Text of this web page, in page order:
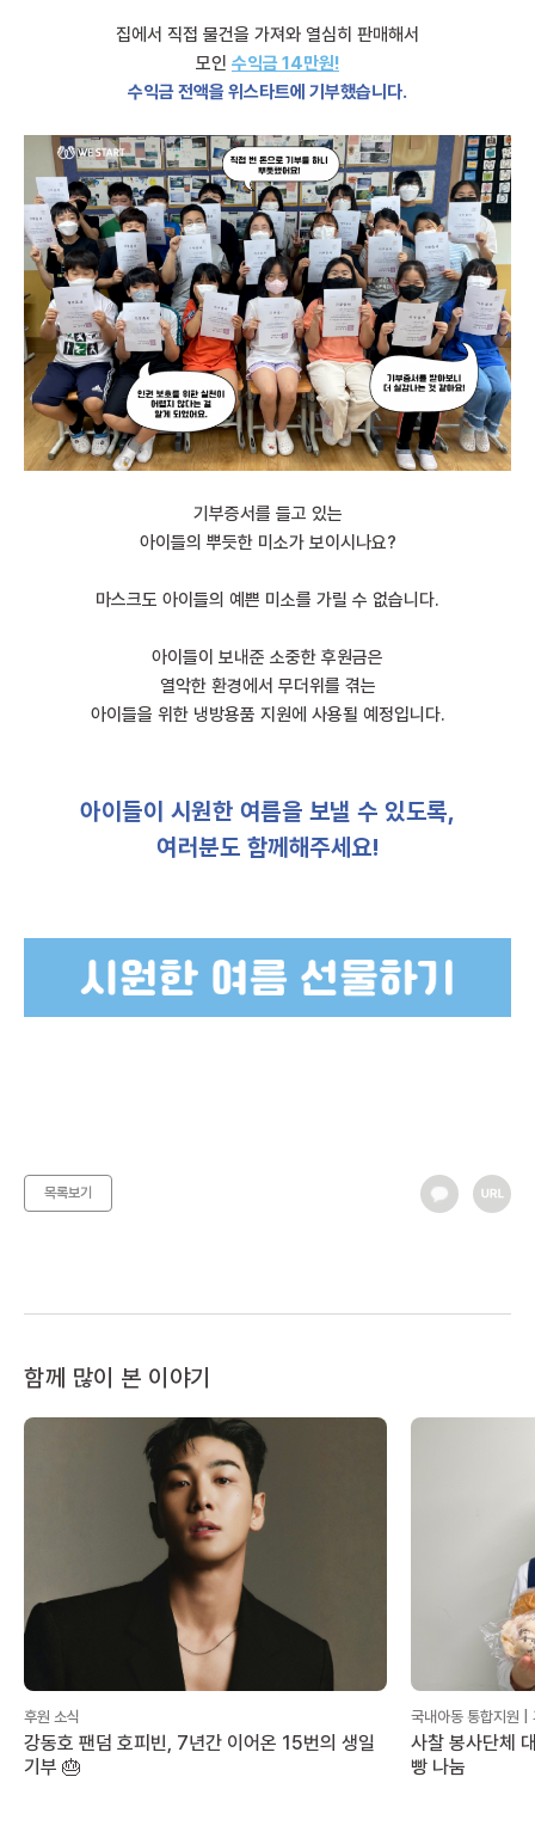
집에서 직접 물건을 가져와 열심히 판매해서
모인 수익금 14만원!
수익금 전액을 위스타트에 기부했습니다.
기부증서를 들고 있는
아이들의 뿌듯한 미소가 보이시나요?
마스크도 아이들의 예쁜 미소를 가릴 수 없습니다.
아이들이 보내준 소중한 후원금은
열악한 환경에서 무더위를 겪는
아이들을 위한 냉방용품 지원에 사용될 예정입니다.
아이들이 시원한 여름을 보낼 수 있도록,
여러분도 함께해주세요!
목록보기
함께 많이 본 이야기
후원 소식
강동호 팬덤 호피빈, 7년간 이어온 15번의 생일
기부 🎂
국내아동 통합지원 |
사찰 봉사단체
빵 나눔